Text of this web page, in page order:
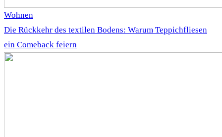
Wohnen
Die Rückkehr des textilen Bodens: Warum Teppichfliesen
ein Comeback feiern